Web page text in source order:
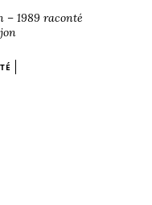
– 1989 raconté